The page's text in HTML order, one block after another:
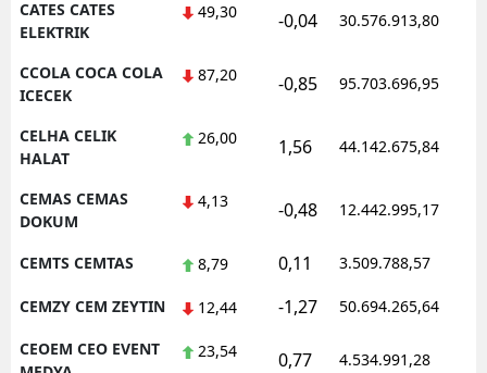
CATES CATES
ELEKTRIK
49,30 -0,04 30.576.913,80
CCOLA COCA COLA
ICECEK
87,20 -0,85 95.703.696,95
CELHA CELIK
HALAT
26,00 1,56 44.142.675,84
CEMAS CEMAS
DOKUM
4,13 -0,48 12.442.995,17
CEMTS CEMTAS 8,79 0,11 3.509.788,57
CEMZY CEM ZEYTIN 12,44 -1,27 50.694.265,64
CEOEM CEO EVENT
23,54 0,77 4.534.991,28